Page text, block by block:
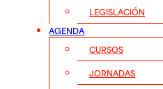
LEGISLACIÓN
AGENDA
CURSOS
JORNADAS